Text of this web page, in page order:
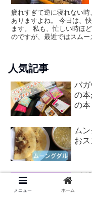
疲れすぎて逆に寝れない
ありますよね。 今日は、
ます。 私も、忙しい時ほ
のですが、最近ではスム
人気記事
バ
の
の本
ム
お
バ
背
メニュー ホーム